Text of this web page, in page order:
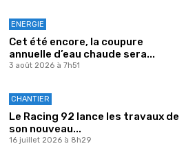
ENERGIE
Cet été encore, la coupure
annuelle d’eau chaude sera...
3 août 2026 à 7h51
CHANTIER
Le Racing 92 lance les travaux de
son nouveau...
16 juillet 2026 à 8h29